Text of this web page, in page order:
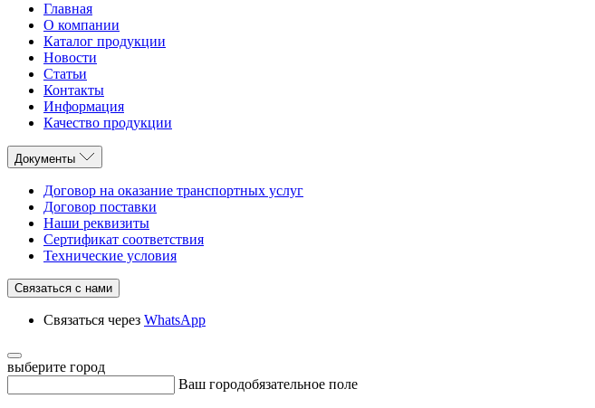
Главная
О компании
Каталог продукции
Новости
Статьи
Контакты
Информация
Качество продукции
Документы
Договор на оказание транспортных услуг
Договор поставки
Наши реквизиты
Сертификат соответствия
Технические условия
Связаться с нами
Связаться через WhatsApp
выберите город
Ваш городобязательное поле